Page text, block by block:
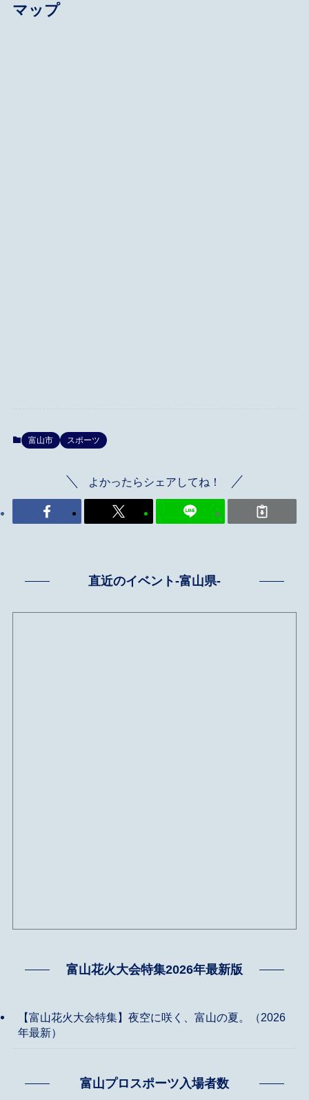
マップ
富山市 スポーツ
よかったらシェアしてね！
直近のイベント-富山県-
富山花火大会特集2026年最新版
【富山花火大会特集】夜空に咲く、富山の夏。（2026
年最新）
富山プロスポーツ入場者数